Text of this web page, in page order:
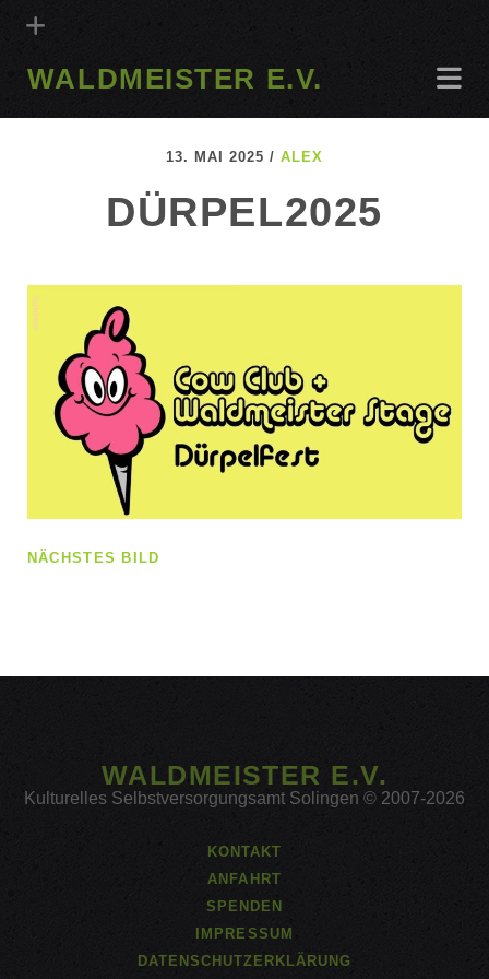
WALDMEISTER E.V.
13. MAI 2025 /ALEX
DÜRPEL2025
NÄCHSTES BILD
WALDMEISTER E.V.
Kulturelles Selbstversorgungsamt Solingen © 2007-2026
KONTAKT
ANFAHRT
SPENDEN
IMPRESSUM
DATENSCHUTZERKLÄRUNG